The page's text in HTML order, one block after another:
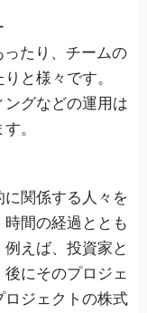
たり、チームの
と様々です。
グなどの運用は
。
関係する人々を
間の経過ととも
えば、投資家と
にそのプロジェ
ジェクトの株式